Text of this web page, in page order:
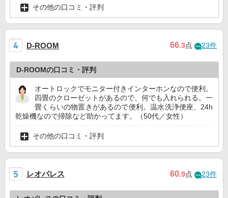
その他の口コミ・評判
D-ROOM 66.3点 23件
D-ROOMの口コミ・評判
オートロックでモニター付きインターホンなので便利。
四畳のクローゼットがあるので、何でも入れられる。一
畳くらいの物置きがあるので便利。温水洗浄便座、24h
乾燥機なので掃除など助かってます。（50代／女性）
その他の口コミ・評判
レオパレス 60.9点 23件